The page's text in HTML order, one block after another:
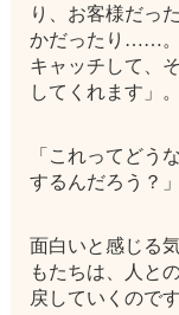
り、お客様だっ
かだったり……。
キャッチして、
してくれます」。
「これってどう
するんだろう？」
面白いと感じる
もたちは、人と
戻していくのです